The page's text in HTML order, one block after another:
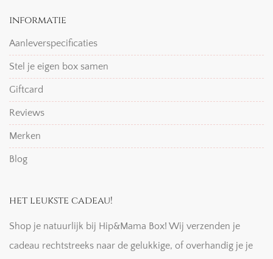
informatie
Aanleverspecificaties
Stel je eigen box samen
Giftcard
Reviews
Merken
Blog
het leukste cadeau!
Shop je natuurlijk bij Hip&Mama Box! Wij verzenden je
cadeau rechtstreeks naar de gelukkige, of overhandig je je